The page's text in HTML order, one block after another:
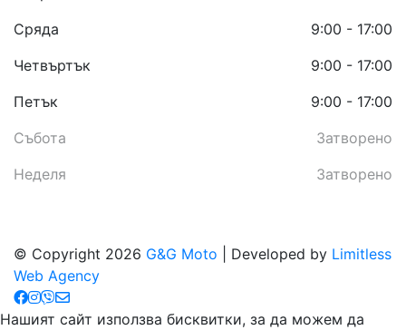
Сряда
9:00 - 17:00
Четвъртък
9:00 - 17:00
Петък
9:00 - 17:00
Събота
Затворено
Неделя
Затворено
© Copyright 2026 G&G Moto | Developed by Limitless
Web Agency
Нашият сайт използва бисквитки, за да можем да